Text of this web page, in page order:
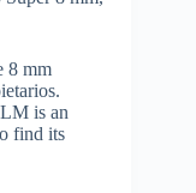
8 mm
is an
find its